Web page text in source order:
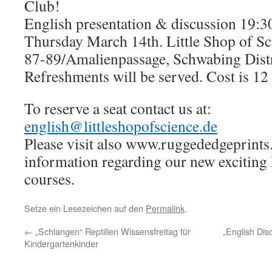
Club!
English presentation & discussion
Thursday March 14th. Little Shop of
87-89/Amalienpassage, Schwabing
Refreshments will be served. Cost is
To reserve a seat contact us at:
english@littleshopofscience.de
Please visit also
information regarding our new
courses.
Setze ein Lesezeichen auf den Permalink.
← „Schlangen“ Reptilien Wissensfreitag für
Kindergartenkinder
„English